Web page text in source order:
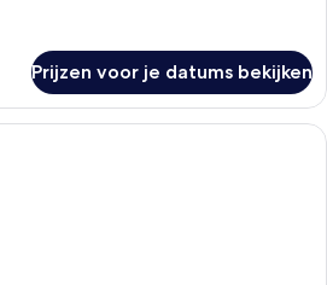
Prijzen voor je datums bekijken
Hotelkamer met een bed, een